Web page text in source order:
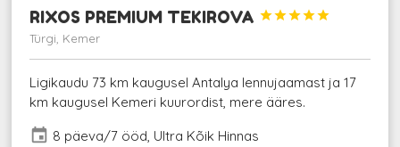
RIXOS PREMIUM TEKIROVA 




Türgi, Kemer
Ligikaudu 73 km kaugusel Antalya lennujaamast ja 17
km kaugusel Kemeri kuurordist, mere ääres.
event 8 päeva/7 ööd, Ultra Kõik Hinnas